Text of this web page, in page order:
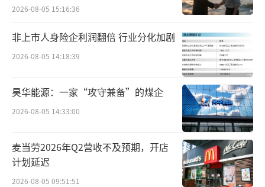
铜奖匠心：文化IP让零食成为“可带走的
洽洽瓜蒌籽&国瓷西湖蓝礼盒凭借“美食
+国潮”跨界融合获得铜奖，展现了产品在文化
创意上的巧思。
2026-08-05 15:16:36
非上市人身险企利润翻倍 行业分化加剧
2026-08-05 14:18:39
昊华能源：一家“攻守兼备”的煤企
2026-08-05 14:33:00
麦当劳2026年Q2营收不及预期，开店
计划延迟
2026-08-05 09:51:51